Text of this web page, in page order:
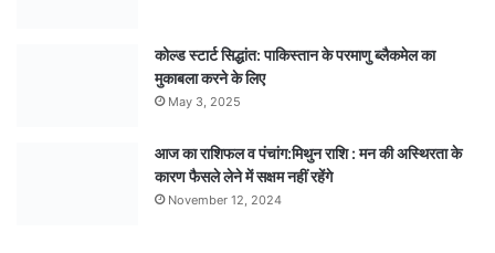
कोल्ड स्टार्ट सिद्धांत: पाकिस्तान के परमाणु ब्लैकमेल का
मुकाबला करने के लिए
May 3, 2025
आज का राशिफल व पंचांग:मिथुन राशि : मन की अस्थिरता के
कारण फैसले लेने में सक्षम नहीं रहेंगे
November 12, 2024